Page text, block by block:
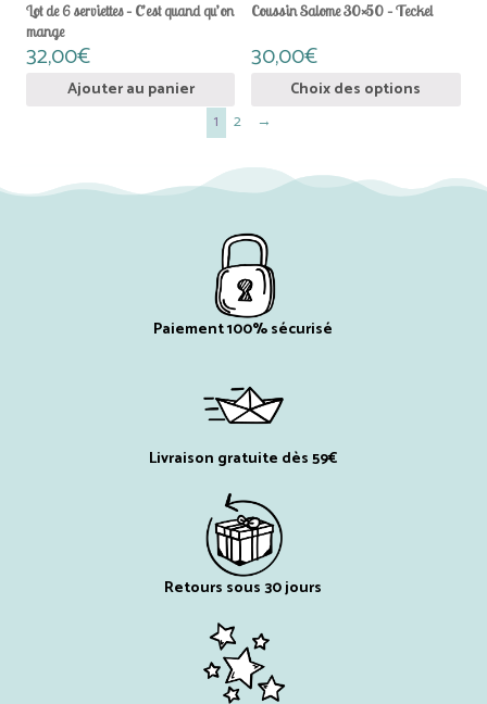
Lot de 6 serviettes – C’est quand qu’on
mange
32,00€
Ajouter au panier
Coussin Salome 30×50 – Teckel
30,00€
Choix des options
Les
1 2 →
Paiement 100% sécurisé
Livraison gratuite dès 59€
Retours sous 30 jours